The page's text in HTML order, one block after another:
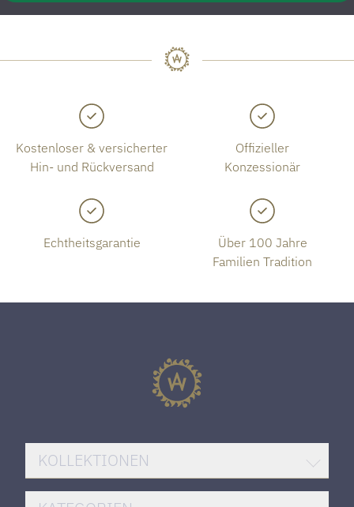
Kostenloser & versicherter
Hin- und Rückversand
Offizieller
Konzessionär
Echtheitsgarantie
Über 100 Jahre
Familien Tradition
KOLLEKTIONEN
BREITLING SUPEROCEAN